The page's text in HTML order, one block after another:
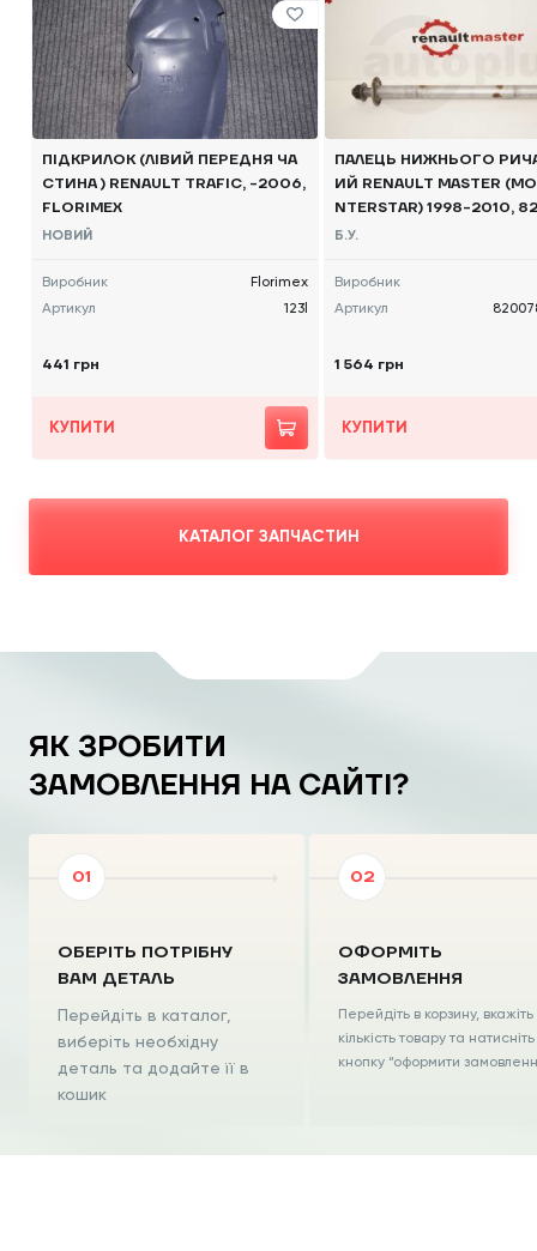
ПІДКРИЛОК (ЛІВИЙ ПЕРЕДНЯ ЧА
СТИНА ) RENAULT TRAFIC, -2006,
FLORIMEX
НОВИЙ
Виробник
Florimex
Артикул
123l
441 грн
КУПИТИ
ПАЛЕЦЬ НИЖНЬОГО
ИЙ RENAULT MASTER
NTERSTAR) 1998-2010,
89 Б/В
Б.У.
Виробник
Артикул
1 564 грн
КУПИТИ
КАТАЛОГ ЗАПЧАСТИН
ЯК ЗРОБИТИ
ЗАМОВЛЕННЯ НА САЙТІ?
ОБЕРІТЬ ПОТРІБНУ
ВАМ ДЕТАЛЬ
Перейдіть в каталог,
виберіть необхідну
деталь та додайте її в
кошик
ОФОРМІТЬ
ЗАМОВЛЕННЯ
Перейдіть в корзину, вкажіть
кількість товару та натисніть
кнопку “оформити